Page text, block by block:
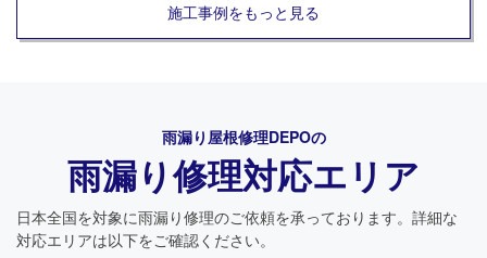
施工事例をもっと見る
雨漏り屋根修理DEPOの
雨漏り修理対応エリア
日本全国を対象に雨漏り修理のご依頼を承っております。詳細な
対応エリアは以下をご確認ください。